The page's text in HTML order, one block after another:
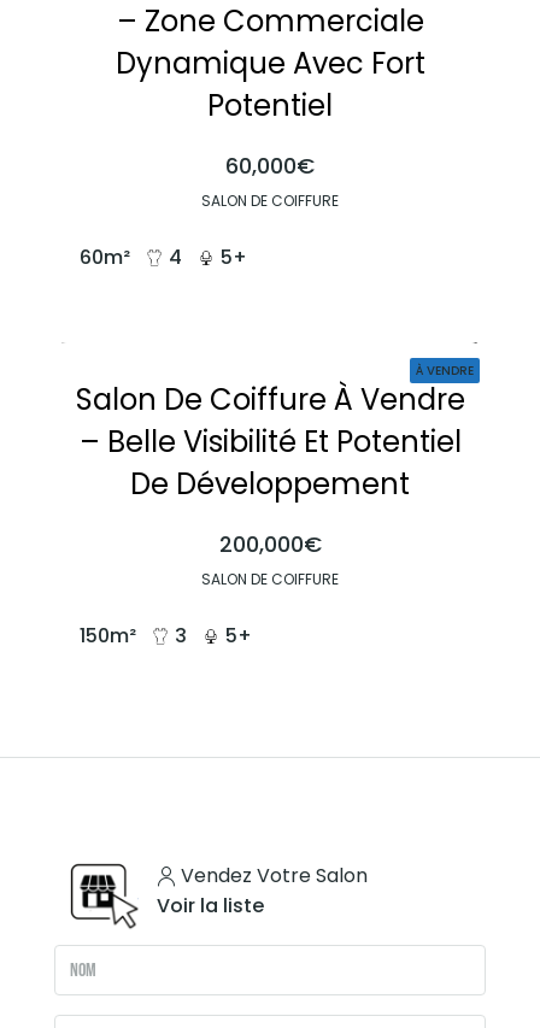
– Zone Commerciale
Dynamique Avec Fort
Potentiel
60,000€
SALON DE COIFFURE
60m² 4 5+
À VENDRE
Salon De Coiffure À Vendre
– Belle Visibilité Et Potentiel
De Développement
200,000€
SALON DE COIFFURE
150m² 3 5+
Vendez Votre Salon
Voir la liste